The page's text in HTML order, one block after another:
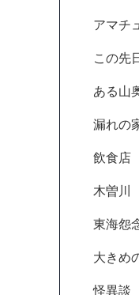
アマチ
この先
ある山
漏れの
飲食店
木曽川
東海怨
大きめ
怪異談